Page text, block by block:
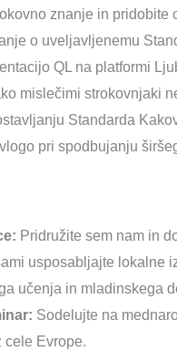
znanje in
o uveljavljenemu
QL na platformi
mislečimi strokovnjaki
Standarda
pri spodbujanju
Pridružite sem nam in
usposabljajte lokalne
učenja in mladinskega
Sodelujte na
cele Evrope.